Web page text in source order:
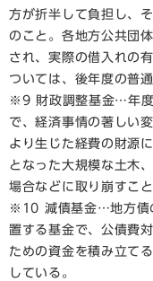
方が折半して負担し、
のこと。各地方公共団
され、実際の借入れの
ついては、後年度の普
※9 財政調整基金…年度
で、経済事情の著しい
より生じた経費の財源
となった大規模な土木
場合などに取り崩すこと
※10 減債基金…地方債
置する基金で、公債費
ための資金を積み立て
している。